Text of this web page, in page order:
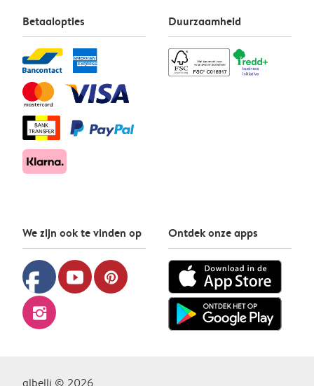
Betaalopties Duurzaamheid
We zijn ook te vinden op
facebook youtube pinterest
instagram
Ontdek onze apps